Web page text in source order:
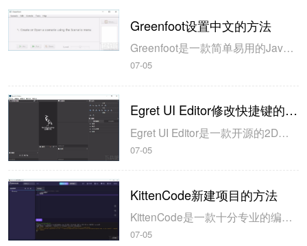
Greenfoot设置中文的方法
Greenfoot是一款简单易用的Java开发环境，该软件界面清爽简约，既可以作为一个开发框使用，也能够作为集成开发环境使用，操作起来十分简单。这款软件支持多种语言，但是默认的语言是英文，因此将该软件下载到电脑上的时候，会发现软件的界面语言是英文版本的，这对于英语基础较差的朋友来说，使用这款软件就会...
07-05
Egret UI Editor修改快捷键的方法
Egret UI Editor是一款开源的2D游戏开发代码编辑软件，其主要功能是针对Egret项目中的Exml皮肤文件进行可视化编辑，功能十分强大。我们在使用这款软件的过程中，可以将一些常用操作设置快捷键，这样就可以简化编程，从而提高代码编辑的工作效率。但是这款软件在日常生活中使用得不多，并且专业性...
07-05
KittenCode新建项目的方法
KittenCode是一款十分专业的编程软件，该软件给用户提供了可视化的操作界面，支持Python语言的编程开发以及第三方库管理，并且提供了很多实用的工具，功能十分强大。我们在使用这款软件进行编程开发的过程中，最基本、最常做的操作就是新建项目，因此我们很有必要掌握新建项目的方法。但是这款软件的专业性...
07-05